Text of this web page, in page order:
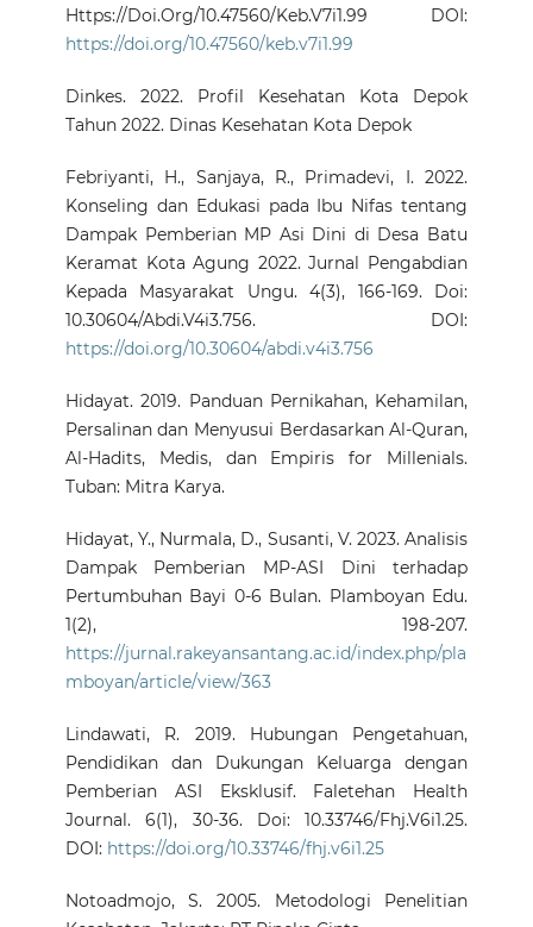
Https://Doi.Org/10.47560/Keb.V7i1.99 DOI:
https://doi.org/10.47560/keb.v7i1.99
Dinkes. 2022. Profil Kesehatan Kota Depok
Tahun 2022. Dinas Kesehatan Kota Depok
Febriyanti, H., Sanjaya, R., Primadevi, I. 2022.
Konseling dan Edukasi pada Ibu Nifas tentang
Dampak Pemberian MP Asi Dini di Desa Batu
Keramat Kota Agung 2022. Jurnal Pengabdian
Kepada Masyarakat Ungu. 4(3), 166-169. Doi:
10.30604/Abdi.V4i3.756. DOI:
https://doi.org/10.30604/abdi.v4i3.756
Hidayat. 2019. Panduan Pernikahan, Kehamilan,
Persalinan dan Menyusui Berdasarkan Al-Quran,
Al-Hadits, Medis, dan Empiris for Millenials.
Tuban: Mitra Karya.
Hidayat, Y., Nurmala, D., Susanti, V. 2023. Analisis
Dampak Pemberian MP-ASI Dini terhadap
Pertumbuhan Bayi 0-6 Bulan. Plamboyan Edu.
1(2), 198-207.
https://jurnal.rakeyansantang.ac.id/index.php/pla
mboyan/article/view/363
Lindawati, R. 2019. Hubungan Pengetahuan,
Pendidikan dan Dukungan Keluarga dengan
Pemberian ASI Eksklusif. Faletehan Health
Journal. 6(1), 30-36. Doi: 10.33746/Fhj.V6i1.25.
DOI: https://doi.org/10.33746/fhj.v6i1.25
Notoadmojo, S. 2005. Metodologi Penelitian